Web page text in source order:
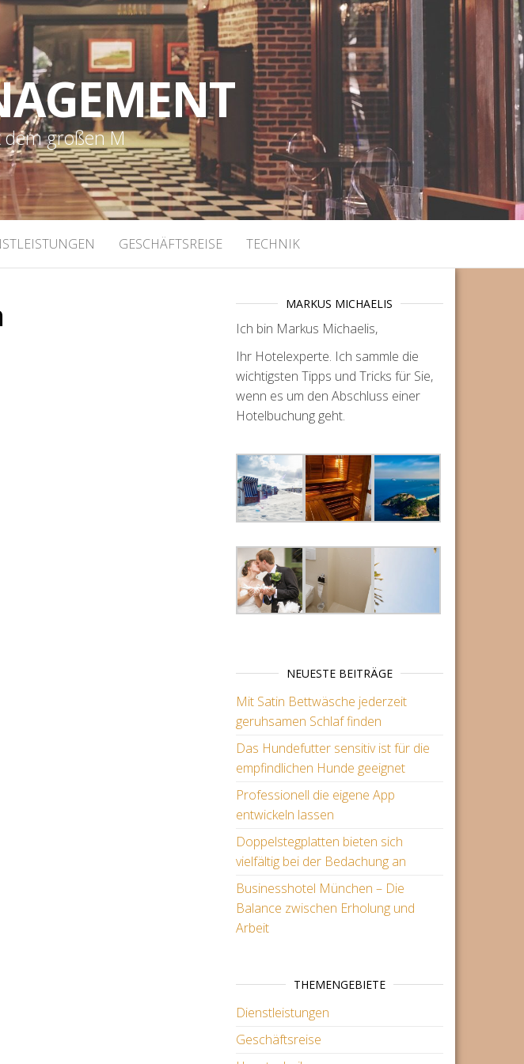
großen M
GESCHÄFTSREISE TECHNIK
MARKUS MICHAELIS
Ich bin Markus Michaelis,
Ihr Hotelexperte. Ich sammle die
wichtigsten Tipps und Tricks für Sie,
wenn es um den Abschluss einer
Hotelbuchung geht.
NEUESTE BEITRÄGE
Mit Satin Bettwäsche jederzeit
geruhsamen Schlaf finden
Das Hundefutter sensitiv ist für die
empfindlichen Hunde geeignet
Professionell die eigene App
entwickeln lassen
Doppelstegplatten bieten sich
vielfältig bei der Bedachung an
Businesshotel München – Die
Balance zwischen Erholung und
Arbeit
THEMENGEBIETE
Dienstleistungen
Geschäftsreise